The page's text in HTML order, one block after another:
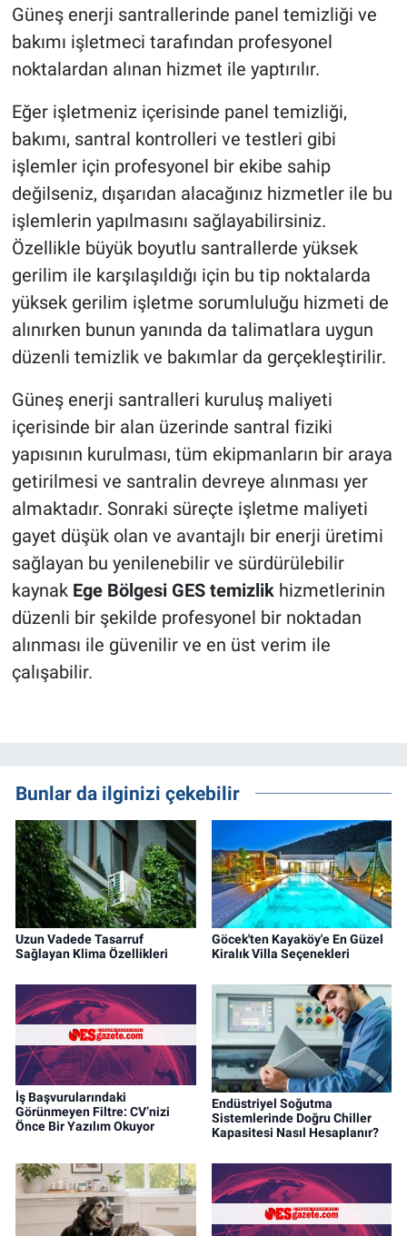
Güneş enerji santrallerinde panel temizliği ve
bakımı işletmeci tarafından profesyonel
noktalardan alınan hizmet ile yaptırılır.
Eğer işletmeniz içerisinde panel temizliği,
bakımı, santral kontrolleri ve testleri gibi
işlemler için profesyonel bir ekibe sahip
değilseniz, dışarıdan alacağınız hizmetler ile bu
işlemlerin yapılmasını sağlayabilirsiniz.
Özellikle büyük boyutlu santrallerde yüksek
gerilim ile karşılaşıldığı için bu tip noktalarda
yüksek gerilim işletme sorumluluğu hizmeti de
alınırken bunun yanında da talimatlara uygun
düzenli temizlik ve bakımlar da gerçekleştirilir.
Güneş enerji santralleri kuruluş maliyeti
içerisinde bir alan üzerinde santral fiziki
yapısının kurulması, tüm ekipmanların bir araya
getirilmesi ve santralin devreye alınması yer
almaktadır. Sonraki süreçte işletme maliyeti
gayet düşük olan ve avantajlı bir enerji üretimi
sağlayan bu yenilenebilir ve sürdürülebilir
kaynak Ege Bölgesi GES temizlikhizmetlerinin
düzenli bir şekilde profesyonel bir noktadan
alınması ile güvenilir ve en üst verim ile
çalışabilir.
Bunlar da ilginizi çekebilir
Uzun Vadede Tasarruf
Sağlayan Klima Özellikleri
Göcek'ten Kayaköy'e En Güzel
Kiralık Villa Seçenekleri
İş Başvurularındaki
Görünmeyen Filtre: CV’nizi
Önce Bir Yazılım Okuyor
Endüstriyel Soğutma
Sistemlerinde Doğru Chiller
Kapasitesi Nasıl Hesaplanır?